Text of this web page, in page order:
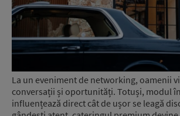
La un eveniment de networking, oamenii
conversații și oportunități. Totuși, modul
influențează direct cât de ușor se leagă